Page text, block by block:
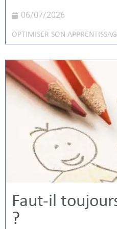
06/07/2026
OPTIMISER SON
Faut-il
?